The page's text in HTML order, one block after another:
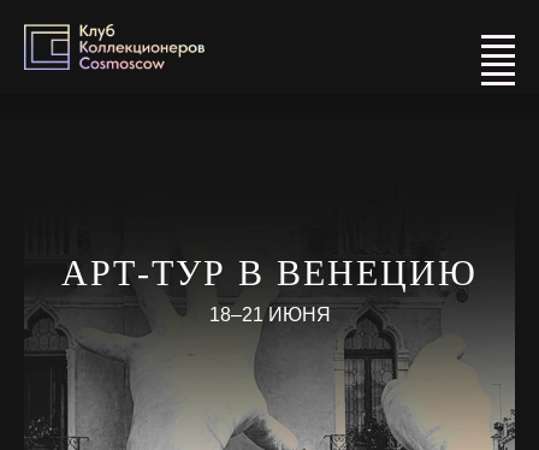
Cosmoscow Collectors Club
АРТ-ТУР В ВЕНЕЦИЮ
18–21 ИЮНЯ